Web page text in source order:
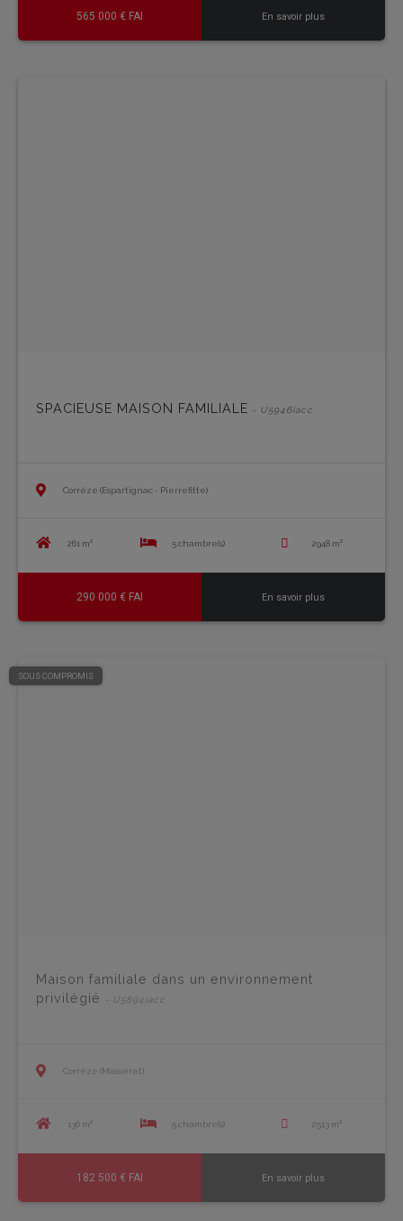
565 000 € FAI En savoir plus
SPACIEUSE MAISON FAMILIALE - U5946iacc
Corrèze (Espartignac - Pierrefitte)
261 m² 5 chambre(s) 2948 m²
290 000 € FAI En savoir plus
SOUS COMPROMIS
Maison familiale dans un environnement
privilégié
- U5894iacc
Corrèze (Masseret)
136 m² 5 chambre(s) 2513 m²
182 500 € FAI En savoir plus